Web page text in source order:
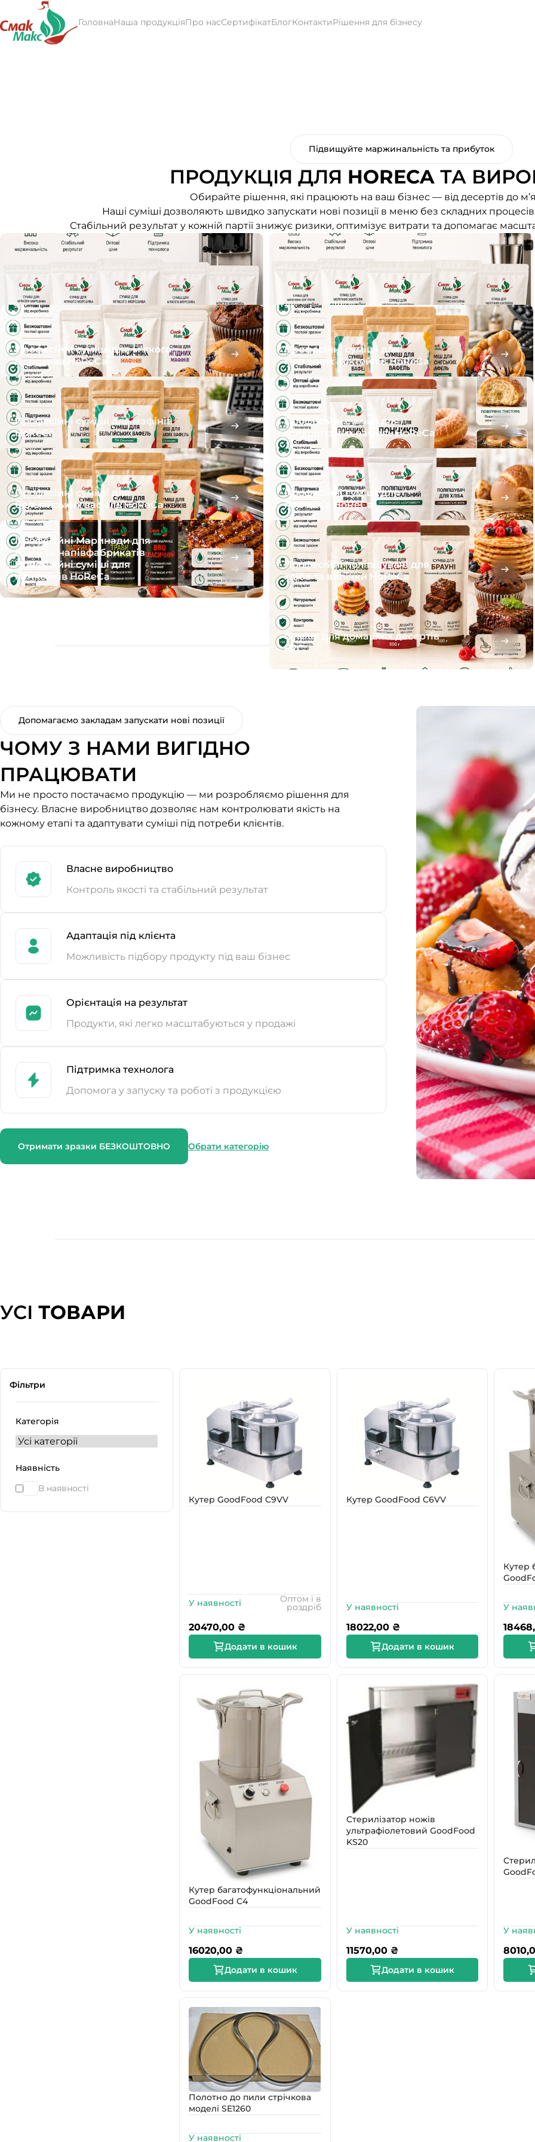
ГоловнаНаша продукціяПро насСертифікатБлогКонтактиРішення для бізнесу
Підвищуйте маржинальність та прибуток
ПРОДУКЦІЯ ДЛЯ HORECAТА
Обирайте рішення, які працюють на ваш бізнес — від десертів до
Наші суміші дозволяють швидко запускати нові позиції в меню без складних
Стабільний результат у кожній партії знижує ризики, оптимізує витрати та допомагає
Професійні суміші для м’якого
морозива HoReCa
Професійні суміші для
молочних коктейлів HoReCa
Професійні суміші для мафінів
HoReCa
Професійні суміші для
гонконгських вафель HoReCa
Професійні суміші для
бельгійських вафель HoReCa
Професійні суміші для
пончиків HoReCa
Професійні суміші для
панкейків HoReCa
Професійні поліпшувачі для
хліба та випічки HoReCa
Професійні Маринади для
м’яса та напівфабрикатів
HoReCa
Суміші для домашніх десертів
B2C
Допомагаємо закладам запускати нові позиції
ЧОМУ З НАМИ ВИГІДНО
ПРАЦЮВАТИ
Ми не просто постачаємо продукцію — ми розробляємо рішення для
бізнесу. Власне виробництво дозволяє нам контролювати якість на
кожному етапі та адаптувати суміші під потреби клієнтів.
Власне виробництво
Контроль якості та стабільний результат
Адаптація під клієнта
Можливість підбору продукту під ваш бізнес
Орієнтація на результат
Продукти, які легко масштабуються у продажі
Підтримка технолога
Допомога у запуску та роботі з продукцією
Отримати зразки БЕЗКОШТОВНО Обрати категорію
УСІ ТОВАРИ
Фільтри
Категорія
Наявність
В наявності
Кутер GoodFood C9VV
У наявності Оптом і в
роздріб
20470,00 ₴
Додати в кошик
Кутер GoodFood C6VV
У наявності
18022,00 ₴
Додати в кошик
Кутер
У
Кутер багатофункціональний
GoodFood С4
У наявності
16020,00 ₴
Додати в кошик
Стерилізатор ножів
ультрафіолетовий GoodFood
KS20
У наявності
11570,00 ₴
Додати в кошик
У
Полотно до пили стрічкова
моделі SE1260
У наявності